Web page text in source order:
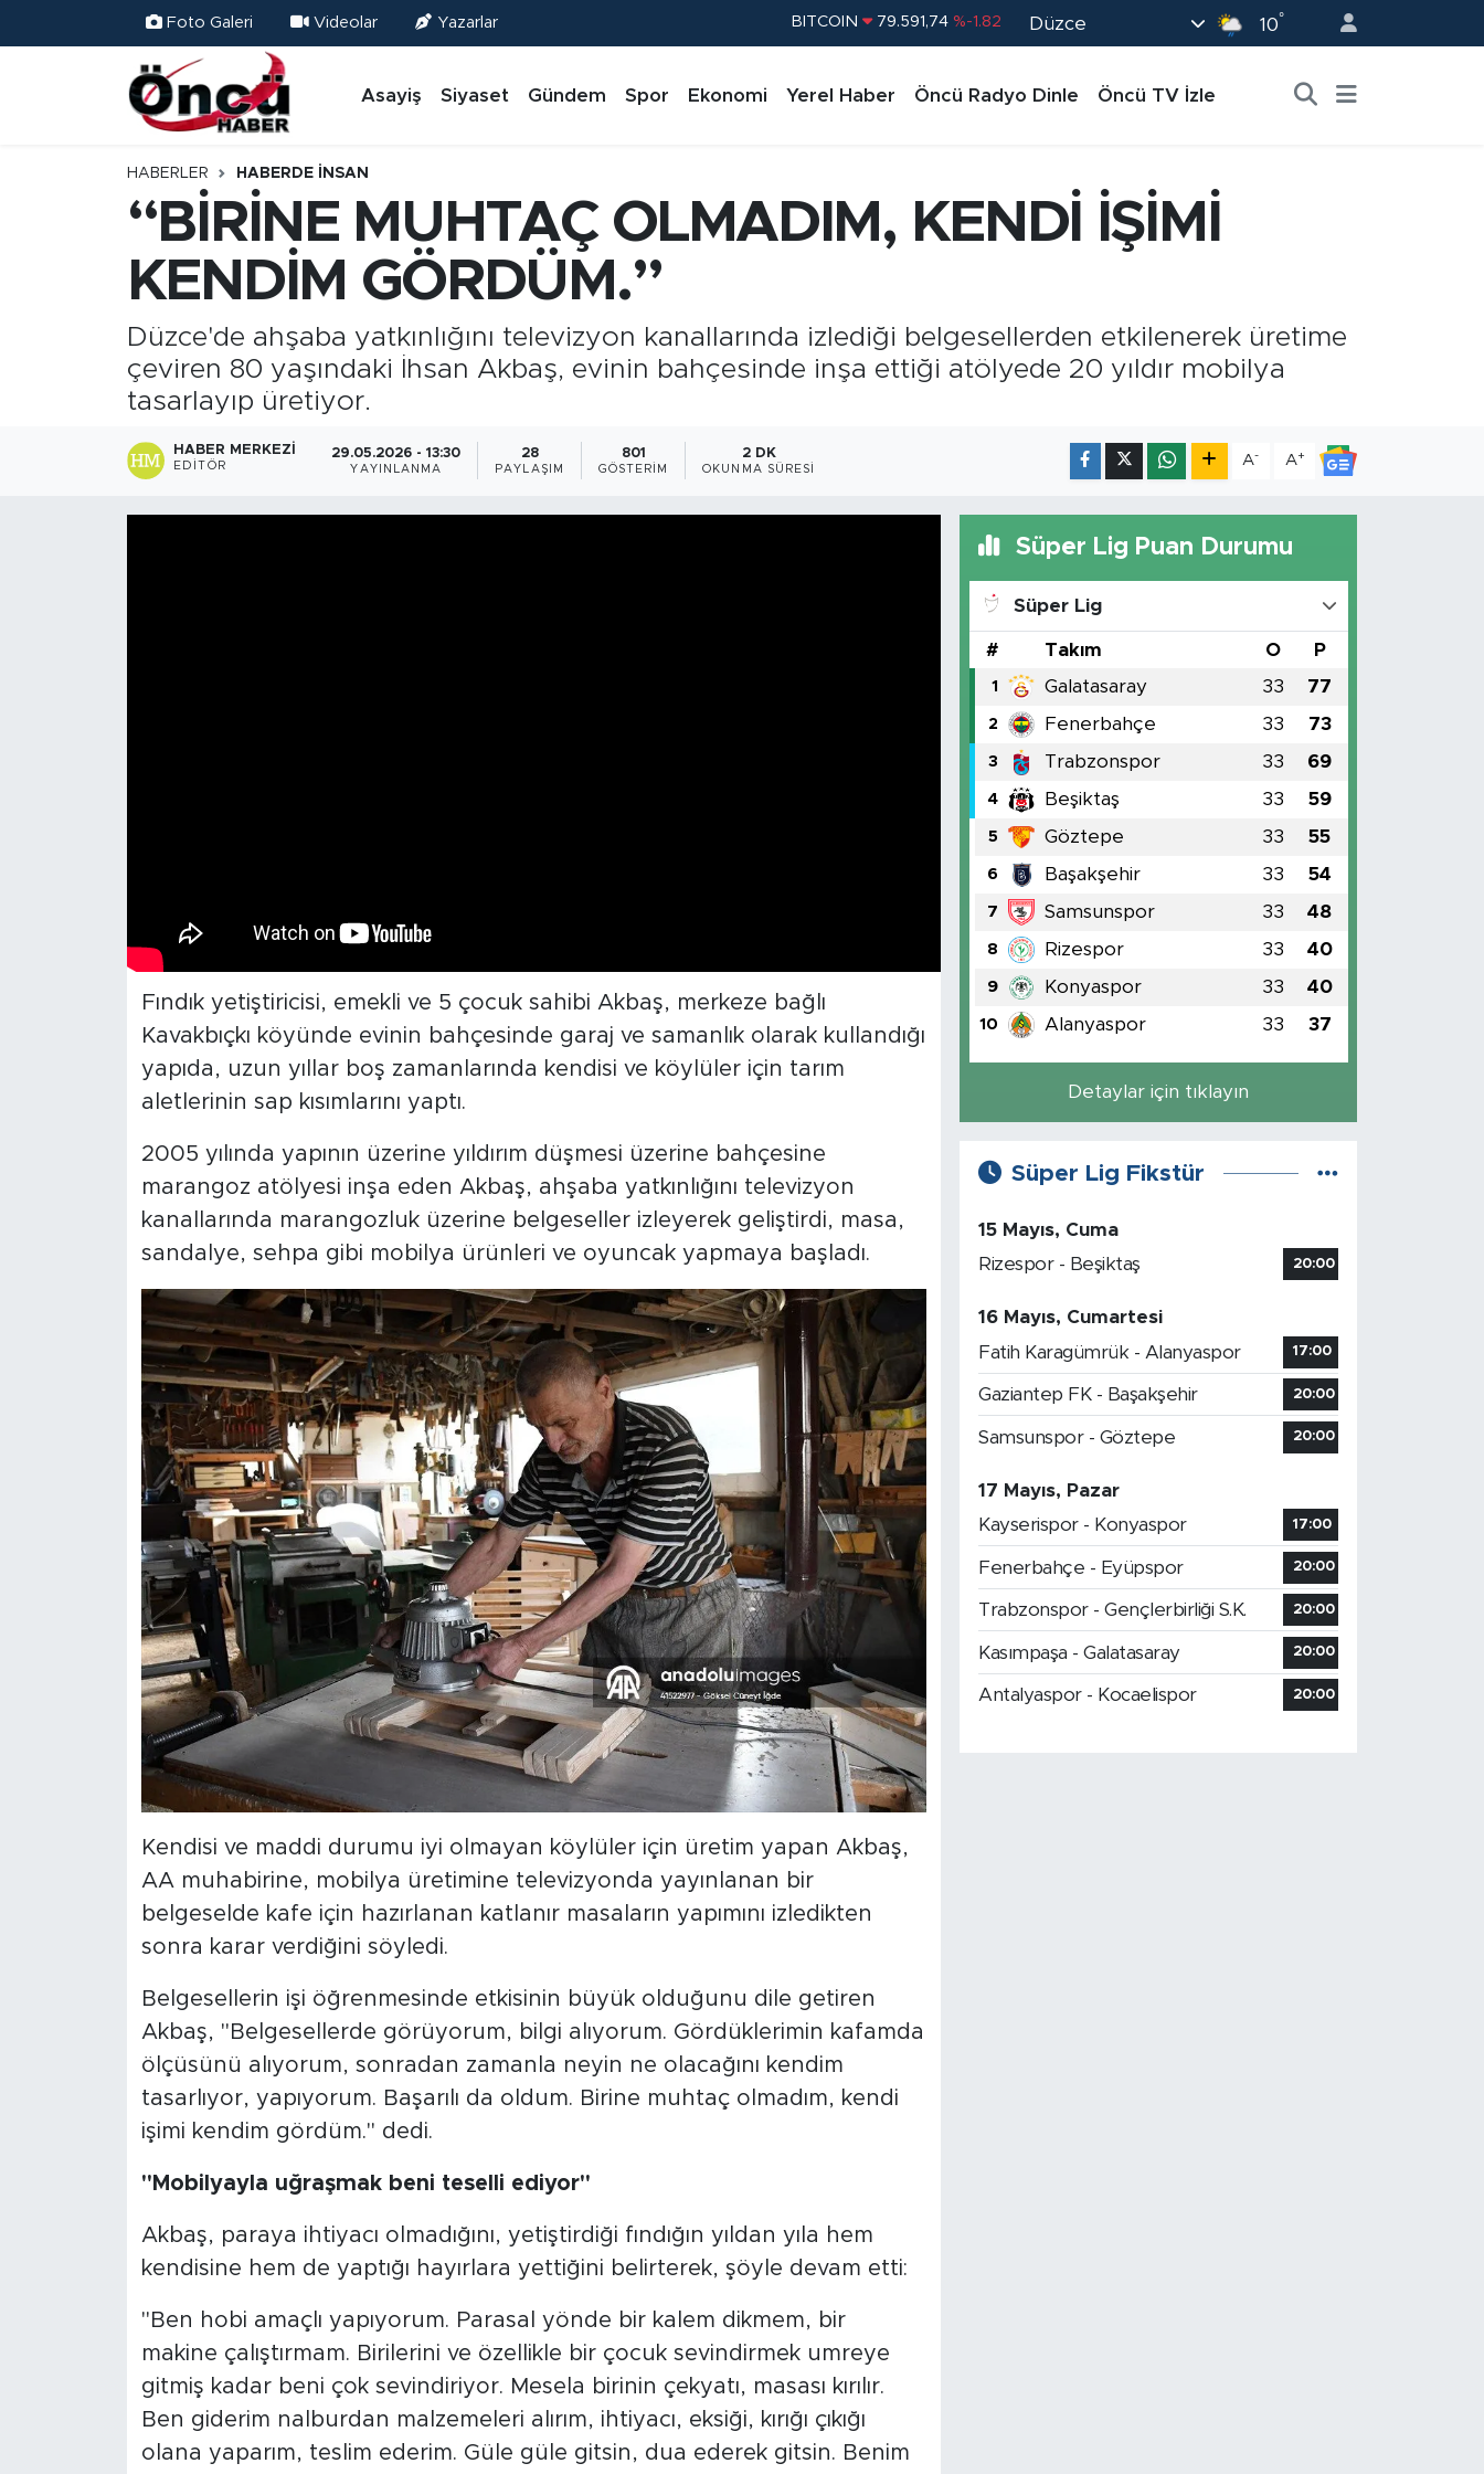
Foto Galeri Videolar Yazarlar DOLAR 45,43620 %0.02
STERLİN 61,60380 %0.18
BITCOIN 79.591,74 %-1.82
Düzce 10°
Asayiş Siyaset Gündem Spor Ekonomi Yerel Haber Öncü Radyo Dinle Öncü TV İzle
HABERLER HABERDE İNSAN
“BİRİNE MUHTAÇ OLMADIM, KENDİ İŞİMİ
KENDİM GÖRDÜM.”
Düzce'de ahşaba yatkınlığını televizyon kanallarında izlediği belgesellerden etkilenerek üretime
çeviren 80 yaşındaki İhsan Akbaş, evinin bahçesinde inşa ettiği atölyede 20 yıldır mobilya
tasarlayıp üretiyor.
HABER MERKEZI
EDITÖR
29.05.2026 - 13:30
YAYINLANMA
28
PAYLAŞIM
801
GÖSTERIM
2 DK
OKUNMA SÜRESI
A- A+
Fındık yetiştiricisi, emekli ve 5 çocuk sahibi Akbaş, merkeze bağlı
Kavakbıçkı köyünde evinin bahçesinde garaj ve samanlık olarak kullandığı
yapıda, uzun yıllar boş zamanlarında kendisi ve köylüler için tarım
aletlerinin sap kısımlarını yaptı.
2005 yılında yapının üzerine yıldırım düşmesi üzerine bahçesine
marangoz atölyesi inşa eden Akbaş, ahşaba yatkınlığını televizyon
kanallarında marangozluk üzerine belgeseller izleyerek geliştirdi, masa,
sandalye, sehpa gibi mobilya ürünleri ve oyuncak yapmaya başladı.
Kendisi ve maddi durumu iyi olmayan köylüler için üretim yapan Akbaş,
AA muhabirine, mobilya üretimine televizyonda yayınlanan bir
belgeselde kafe için hazırlanan katlanır masaların yapımını izledikten
sonra karar verdiğini söyledi.
Belgesellerin işi öğrenmesinde etkisinin büyük olduğunu dile getiren
Akbaş, "Belgesellerde görüyorum, bilgi alıyorum. Gördüklerimin kafamda
ölçüsünü alıyorum, sonradan zamanla neyin ne olacağını kendim
tasarlıyor, yapıyorum. Başarılı da oldum. Birine muhtaç olmadım, kendi
işimi kendim gördüm." dedi.
"Mobilyayla uğraşmak beni teselli ediyor"
Akbaş, paraya ihtiyacı olmadığını, yetiştirdiği fındığın yıldan yıla hem
kendisine hem de yaptığı hayırlara yettiğini belirterek, şöyle devam etti:
"Ben hobi amaçlı yapıyorum. Parasal yönde bir kalem dikmem, bir
makine çalıştırmam. Birilerini ve özellikle bir çocuk sevindirmek umreye
gitmiş kadar beni çok sevindiriyor. Mesela birinin çekyatı, masası kırılır.
Ben giderim nalburdan malzemeleri alırım, ihtiyacı, eksiği, kırığı çıkığı
olana yaparım, teslim ederim. Güle güle gitsin, dua ederek gitsin. Benim
Süper Lig Puan Durumu
Süper Lig
# Takım O P
1 Galatasaray 33 77
2 Fenerbahçe 33 73
3 Trabzonspor 33 69
4 Beşiktaş 33 59
5 Göztepe 33 55
6 Başakşehir 33 54
7 Samsunspor 33 48
8 Rizespor 33 40
9 Konyaspor 33 40
10 Alanyaspor 33 37
Detaylar için tıklayın
Süper Lig Fikstür
15 Mayıs, Cuma
Rizespor - Beşiktaş
20:00
16 Mayıs, Cumartesi
Fatih Karagümrük - Alanyaspor
17:00
Gaziantep FK - Başakşehir 20:00
Samsunspor - Göztepe 20:00
17 Mayıs, Pazar
Kayserispor - Konyaspor
17:00
Fenerbahçe - Eyüpspor 20:00
Trabzonspor - Gençlerbirliği S.K. 20:00
Kasımpaşa - Galatasaray 20:00
Antalyaspor - Kocaelispor 20:00
Sağlık & Çevre
Yerel Haber
Öncü TV İzle
Düzce Nöbetçi Eczaneler
Düzce Hava Durumu
Düzce Namaz Vakitleri
Düzce Trafik Yoğunluk Haritası
Tüm Manşetler
Haber Arşivi